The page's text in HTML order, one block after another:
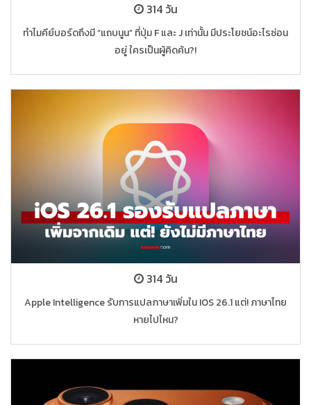
314 วัน
ทำไมคีย์บอร์ดถึงมี “แถบนูน” ที่ปุ่ม F และ J เท่านั้น มีประโยชน์อะไรซ่อน
อยู่ ใครเป็นผู้คิดค้น?!
314 วัน
Apple Intelligence รับการแปลภาษาเพิ่มใน IOS 26.1 แต่! ภาษาไทย
หายไปไหน?